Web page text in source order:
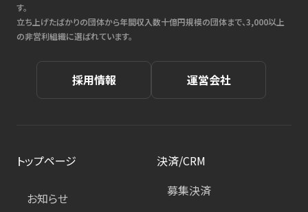
す。
立ち上げたばかりの団体から年間収入数十億円規模の団体まで、3,000以上
の非営利組織に選ばれています。
採用情報 運営会社
トップページ
お知らせ
決済/CRM
募集決済